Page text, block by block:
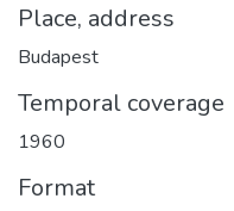
Place, address
Budapest
Temporal coverage
1960
Format